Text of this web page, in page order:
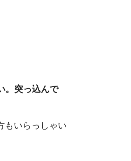
。突っ込んで
もいらっしゃい